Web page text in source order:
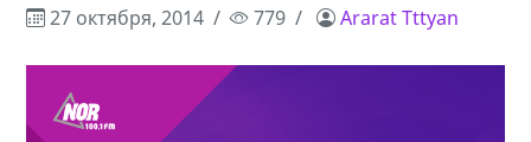
27 октября, 2014 779 Ararat Tttyan